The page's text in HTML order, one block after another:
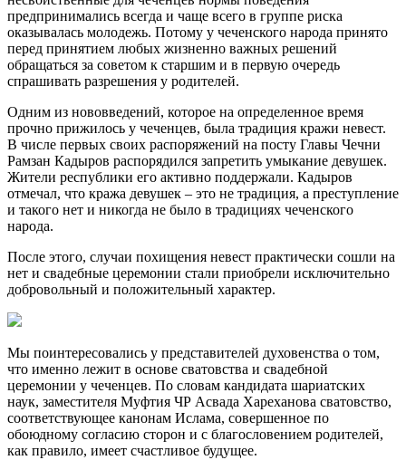
предпринимались всегда и чаще всего в группе риска
оказывалась молодежь. Потому у чеченского народа принято
перед принятием любых жизненно важных решений
обращаться за советом к старшим и в первую очередь
спрашивать разрешения у родителей.
Одним из нововведений, которое на определенное время
прочно прижилось у чеченцев, была традиция кражи невест.
В числе первых своих распоряжений на посту Главы Чечни
Рамзан Кадыров распорядился запретить умыкание девушек.
Жители республики его активно поддержали. Кадыров
отмечал, что кража девушек – это не традиция, а преступление
и такого нет и никогда не было в традициях чеченского
народа.
После этого, случаи похищения невест практически сошли на
нет и свадебные церемонии стали приобрели исключительно
добровольный и положительный характер.
Мы поинтересовались у представителей духовенства о том,
что именно лежит в основе сватовства и свадебной
церемонии у чеченцев. По словам кандидата шариатских
наук, заместителя Муфтия ЧР Асвада Хареханова сватовство,
соответствующее канонам Ислама, совершенное по
обоюдному согласию сторон и с благословением родителей,
как правило, имеет счастливое будущее.